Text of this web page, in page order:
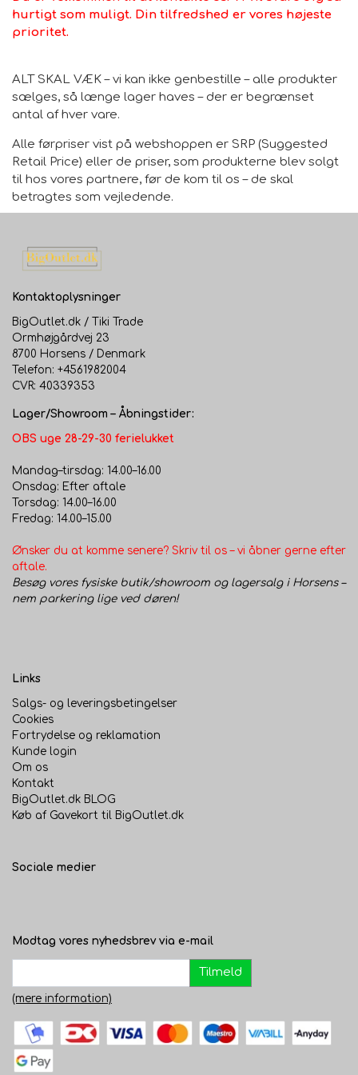
Undgå at gnide for ikke at arbejde pletten dybere ind i
stoffet.
Vi anbefaler at bruge et tæppeunderlag på glatte
gulve.
hurtigt som muligt. Din tilfredshed er vores højeste
prioritet.
ALT SKAL VÆK – vi kan ikke genbestille – alle produkter
sælges, så længe lager haves – der er begrænset
antal af hver vare.
Alle førpriser vist på webshoppen er SRP (Suggested
Retail Price) eller de priser, som produkterne blev solgt
til hos vores partnere, før de kom til os – de skal
betragtes som vejledende.
Kontaktoplysninger
BigOutlet.dk / Tiki Trade
Ormhøjgårdvej 23
8700 Horsens / Denmark
Telefon: +4561982004
CVR: 40339353
Lager/Showroom – Åbningstider:
OBS uge 28-29-30 ferielukket
Mandag–tirsdag: 14.00–16.00
Onsdag: Efter aftale
Torsdag: 14.00–16.00
Fredag: 14.00–15.00
Ønsker du at komme senere? Skriv til os – vi åbner gerne efter
aftale.
Besøg vores fysiske butik/showroom og lagersalg i Horsens –
nem parkering lige ved døren!
Links
Salgs- og leveringsbetingelser
Cookies
Fortrydelse og reklamation
Kunde login
Om os
Kontakt
BigOutlet.dk BLOG
Køb af Gavekort til BigOutlet.dk
Sociale medier
Modtag vores nyhedsbrev via e-mail
Tilmeld
(mere information)